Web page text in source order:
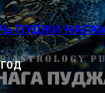
ПУДЖИ
ГОД